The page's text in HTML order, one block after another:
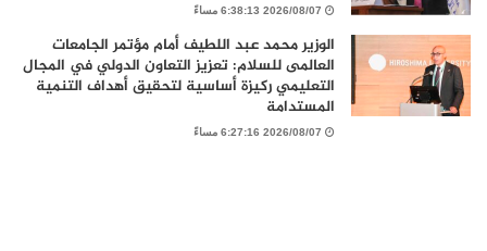
2026/08/07 6:38:13 مساءً
الوزير محمد عبد اللطيف أمام مؤتمر الجامعات
العالمى للسلام: تعزيز التعاون الدولي في المجال
التعليمي ركيزة أساسية لتحقيق أهداف التنمية
المستدامة
2026/08/07 6:27:16 مساءً